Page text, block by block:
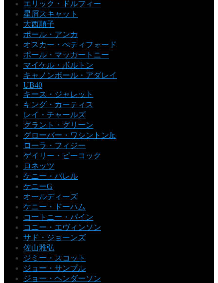
エリック・ドルフィー
星屑スキャット
大西順子
ポール・アンカ
オスカー・ぺティフォード
ポール・マッカートニー
マイケル・ボルトン
キャノンボール・アダレイ
UB40
キース・ジャレット
キング・カーティス
レイ・チャールズ
グラント・グリーン
グローバー・ワシントンJr.
ローラ・フィジー
ゲイリー・ピーコック
ロネッツ
ケニー・バレル
ケニーG
オールディーズ
ケニー・ドーハム
コートニー・パイン
コニー・エヴィンソン
サド・ジョーンズ
佐山雅弘
ジミー・スコット
ジョー・サンプル
ジョー・ヘンダーソン